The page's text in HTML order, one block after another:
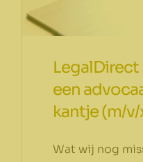
Wat wij nog
LegalDirect
een
kantje (m/v/